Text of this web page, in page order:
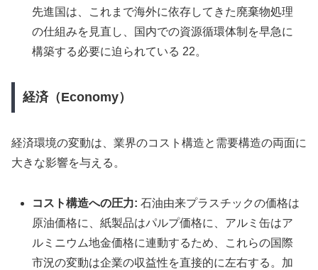
先進国は、これまで海外に依存してきた廃棄物処理
の仕組みを見直し、国内での資源循環体制を早急に
構築する必要に迫られている 22。
経済（Economy）
経済環境の変動は、業界のコスト構造と需要構造の両面に
大きな影響を与える。
コスト構造への圧力: 石油由来プラスチックの価格は
原油価格に、紙製品はパルプ価格に、アルミ缶はア
ルミニウム地金価格に連動するため、これらの国際
市況の変動は企業の収益性を直接的に左右する。加